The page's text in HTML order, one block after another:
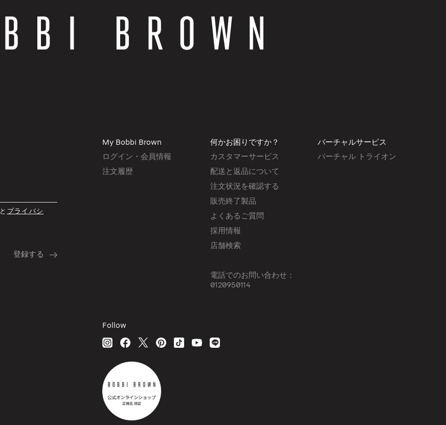
と プライバシ
My Bobbi Brown
ログイン・会員情報
注文履歴
何かお困りですか？
カスタマーサービス
配送と返品について
注文状況を確認する
販売終了製品
よくあるご質問
採用情報
店舗検索
電話でのお問い合わせ：
0120950114
バーチャルサービス
バーチャル トライオン
Follow